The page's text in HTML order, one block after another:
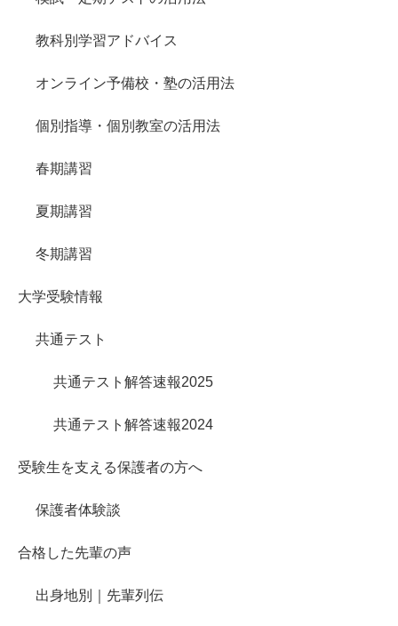
教科別学習アドバイス
オンライン予備校・塾の活用法
個別指導・個別教室の活用法
春期講習
夏期講習
冬期講習
大学受験情報
共通テスト
共通テスト解答速報2025
共通テスト解答速報2024
受験生を支える保護者の方へ
保護者体験談
合格した先輩の声
出身地別｜先輩列伝